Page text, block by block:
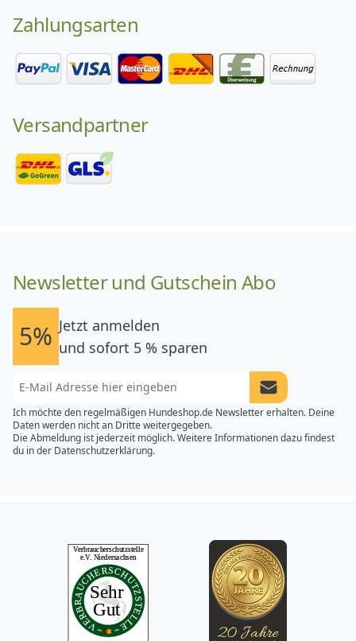
Zahlungsarten
Versandpartner
Newsletter und Gutschein Abo
5% Jetzt anmelden
und sofort 5 % sparen
Newsletter
Ich möchte den regelmäßigen Hundeshop.de Newsletter erhalten. Deine
Daten werden nicht an Dritte weitergegeben.
Die Abmeldung ist jederzeit möglich. Weitere Informationen dazu findest
du in der Datenschutzerklärung.